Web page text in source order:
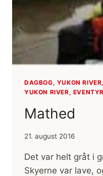
DAGBOG, YUKON
YUKON RIVER,
Mathed
21. august 2016
Det var helt gråt i
Skyerne var lave,